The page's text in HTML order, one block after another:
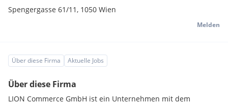
Spengergasse 61/11, 1050 Wien
Melden
Über diese Firma Aktuelle Jobs
Über diese Firma
LION Commerce GmbH ist ein Unternehmen mit dem